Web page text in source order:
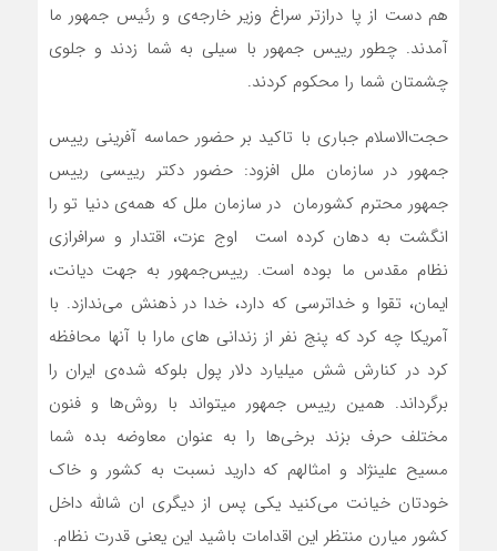
هم دست از پا درازتر سراغ وزیر خارجه‌ی و رئیس جمهور ما
آمدند. چطور رییس جمهور با سیلی به شما زدند و جلوی
چشمتان شما را محکوم کردند.
حجت‌الاسلام جباری با تاکید بر حضور حماسه آفرینی رییس
جمهور در سازمان ملل افزود: حضور دکتر رییسی رییس
جمهور محترم کشورمان در سازمان ملل که همه‌ی دنیا تو را
انگشت به دهان کرده است اوج عزت، اقتدار و سرافرازی
نظام مقدس ما بوده است. رییس‌جمهور به جهت دیانت،
ایمان، تقوا و خداترسی که دارد، خدا در ذهنش می‌ندازد. با
آمریکا چه کرد که پنج نفر از زندانی های مارا با آنها محافظه
کرد در کنارش شش میلیارد دلار پول بلوکه شده‌ی ایران را
برگرداند. همین رییس جمهور میتواند با روش‌ها و فنون
مختلف حرف بزند برخی‌ها را به عنوان معاوضه بده شما
مسیح علینژاد و امثالهم که دارید نسبت به کشور و خاک
خودتان خیانت می‌کنید یکی پس از دیگری ان شالله داخل
کشور میارن منتظر این اقدامات باشید این یعنی قدرت نظام.